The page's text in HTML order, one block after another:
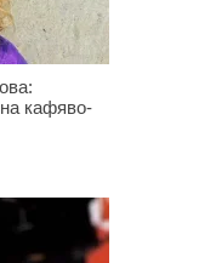
кафяво-